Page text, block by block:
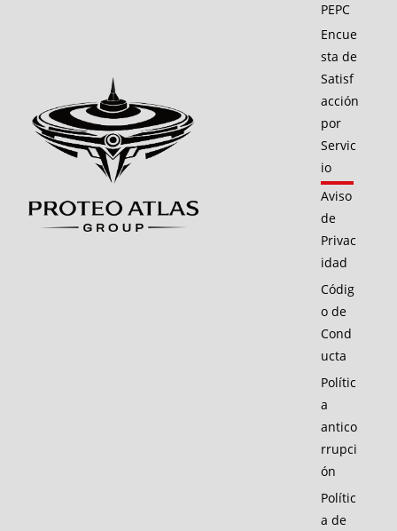
PEPC
Encue
sta de
Satisf
acción
por
Servic
io
Aviso
de
Privac
idad
Códig
o de
Cond
ucta
Polític
a
antico
rrupci
ón
Polític
a de